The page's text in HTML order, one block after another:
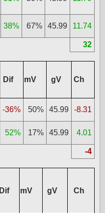
38% 67% 45.99 11.74
32
Dif mV gV Ch
-36% 50% 45.99 -8.31
52% 17% 45.99 4.01
-4
Dif mV gV Ch